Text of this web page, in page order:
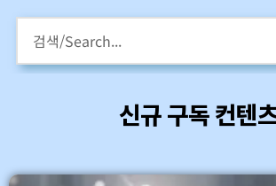
구독회원용 전자책
카멜롯 인터뷰 Part 1 (4 ~6) 업데이트 (7/
바로가기
신규 구독 컨텐